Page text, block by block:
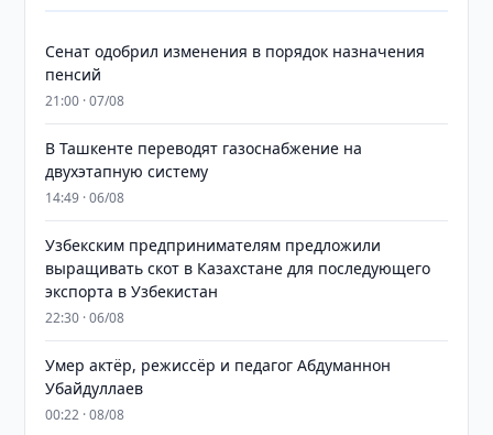
Сенат одобрил изменения в порядок назначения
пенсий
21:00 · 07/08
В Ташкенте переводят газоснабжение на
двухэтапную систему
14:49 · 06/08
Узбекским предпринимателям предложили
выращивать скот в Казахстане для последующего
экспорта в Узбекистан
22:30 · 06/08
Умер актёр, режиссёр и педагог Абдуманнон
Убайдуллаев
00:22 · 08/08